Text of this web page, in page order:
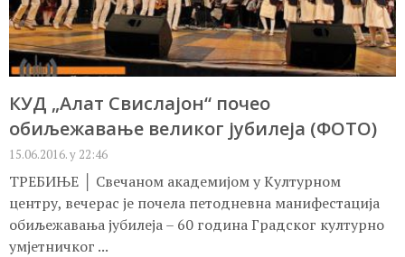
КУД „Алат Свислајон“ почео
обиљежавање великог јубилеја (ФОТО)
15.06.2016. у 22:46
ТРЕБИЊЕ │ Свечаном академијом у Kултурном
центру, вечерас је почела петодневна манифестација
обиљежавања јубилеја – 60 година Градског културно
умјетничког ...